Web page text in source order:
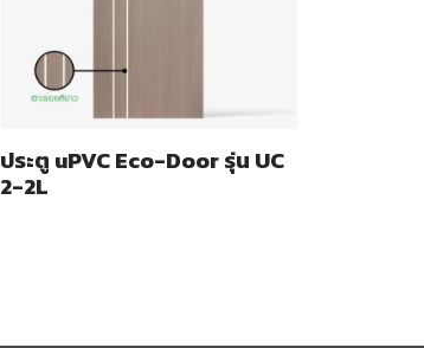
ประตู uPVC Eco-Door รุ่น UC
2-2L